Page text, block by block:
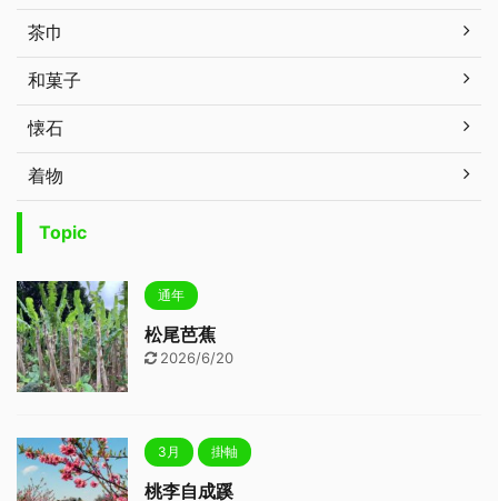
茶巾
和菓子
懐石
着物
Topic
通年
松尾芭蕉
2026/6/20
3月 掛軸
桃李自成蹊